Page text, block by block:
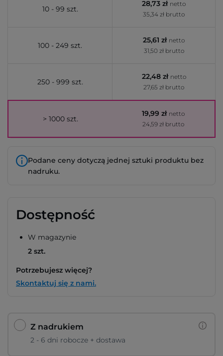
10 - 99 szt.
28,73 zł netto
35,34 zł brutto
100 - 249 szt.
25,61 zł netto
31,50 zł brutto
250 - 999 szt.
22,48 zł netto
27,65 zł brutto
> 1000 szt.
19,99 zł netto
24,59 zł brutto
Podane ceny dotyczą jednej sztuki produktu bez
nadruku.
Dostępność
W magazynie
2 szt.
Potrzebujesz więcej?
Skontaktuj się z nami.
Z nadrukiem
2 - 6 dni robocze + dostawa